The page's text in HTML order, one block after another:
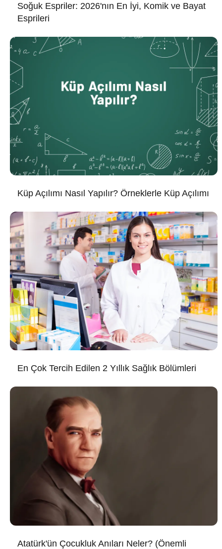
Soğuk Espriler: 2026'nın En İyi, Komik ve Bayat
Esprileri
Küp Açılımı Nasıl Yapılır? Örneklerle Küp Açılımı
En Çok Tercih Edilen 2 Yıllık Sağlık Bölümleri
Atatürk'ün Çocukluk Anıları Neler? (Önemli